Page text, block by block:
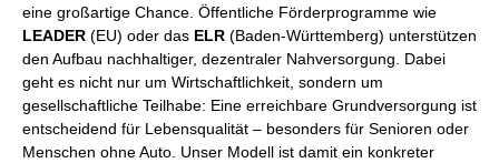
eine großartige Chance. Öffentliche Förderprogramme wie
LEADER (EU) oder das ELR (Baden-Württemberg) unterstützen
den Aufbau nachhaltiger, dezentraler Nahversorgung. Dabei
geht es nicht nur um Wirtschaftlichkeit, sondern um
gesellschaftliche Teilhabe: Eine erreichbare Grundversorgung ist
entscheidend für Lebensqualität – besonders für Senioren oder
Menschen ohne Auto. Unser Modell ist damit ein konkreter